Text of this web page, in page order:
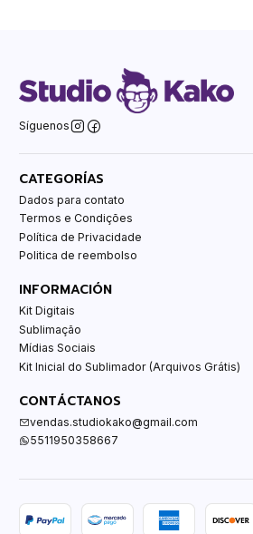
Síguenos
CATEGORÍAS
Dados para contato
Termos e Condições
Política de Privacidade
Politica de reembolso
INFORMACIÓN
Kit Digitais
Sublimação
Mídias Sociais
Kit Inicial do Sublimador (Arquivos Grátis)
CONTÁCTANOS
vendas.studiokako@gmail.com
5511950358667